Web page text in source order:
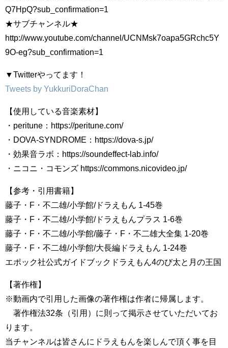
Q7HpQ?sub_confirmation=1
★サブチャンネル★
http://www.youtube.com/channel/UCNMsk7oapa5GRchc5Y
9O-eg?sub_confirmation=1
▼Twitterやってます！
Tweets by YukkuriDoraChan
【使用している音楽素材】
・peritune：https://peritune.com/
・DOVA-SYNDROME：https://dova-s.jp/
・効果音ラボ：https://soundeffect-lab.info/
・ニコニ・コモンズ https://commons.nicovideo.jp/
【参考・引用書籍】
藤子・F・不二雄/小学館/ドラえもん 1-45巻
藤子・F・不二雄/小学館/ドラえもんプラス 1-6巻
藤子・F・不二雄/小学館/藤子・F・不二雄大全集 1-20巻
藤子・F・不二雄/小学館/大長編ドラえもん 1-24巻
エポック社公式ガイドブックドラえもん4のび太と月の王国
【著作権】
※動画内で引用した画像の著作権は作者に帰属します。
著作権法32条（引用）に則って掲示させていただいてお
ります。
当チャンネルは皆さんにドラえもんを楽しんで頂く事を目